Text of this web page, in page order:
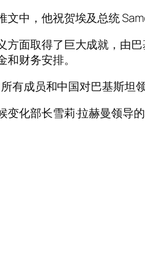
文中，他祝贺埃及总统
方面取得了巨大成就，由
财务安排。
有成员和中国对巴基斯坦
变化部长雪莉·拉赫曼领导